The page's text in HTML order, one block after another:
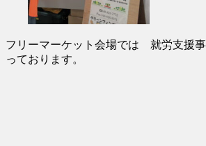
フリーマーケット会場では 就労支援
っております。